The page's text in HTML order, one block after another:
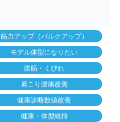
筋力アップ（バルクアップ）
モデル体型になりたい
腹筋・くびれ
肩こり腰痛改善
健康診断数値改善
健康・体型維持